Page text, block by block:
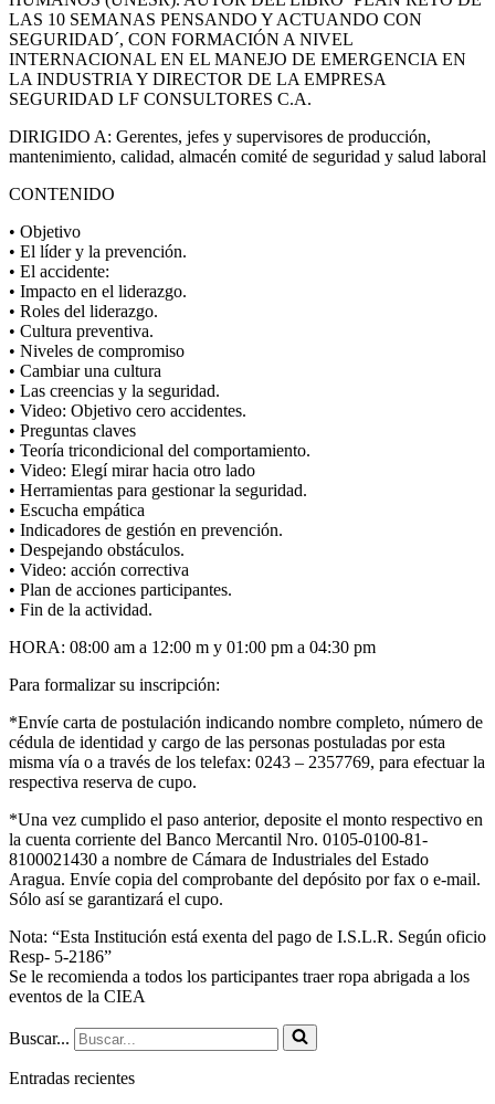
LAS 10 SEMANAS PENSANDO Y ACTUANDO CON
SEGURIDAD´, CON FORMACIÓN A NIVEL
INTERNACIONAL EN EL MANEJO DE EMERGENCIA EN
LA INDUSTRIA Y DIRECTOR DE LA EMPRESA
SEGURIDAD LF CONSULTORES C.A.
DIRIGIDO A: Gerentes, jefes y supervisores de producción,
mantenimiento, calidad, almacén comité de seguridad y salud laboral
CONTENIDO
• Objetivo
• El líder y la prevención.
• El accidente:
• Impacto en el liderazgo.
• Roles del liderazgo.
• Cultura preventiva.
• Niveles de compromiso
• Cambiar una cultura
• Las creencias y la seguridad.
• Video: Objetivo cero accidentes.
• Preguntas claves
• Teoría tricondicional del comportamiento.
• Video: Elegí mirar hacia otro lado
• Herramientas para gestionar la seguridad.
• Escucha empática
• Indicadores de gestión en prevención.
• Despejando obstáculos.
• Video: acción correctiva
• Plan de acciones participantes.
• Fin de la actividad.
HORA: 08:00 am a 12:00 m y 01:00 pm a 04:30 pm
Para formalizar su inscripción:
*Envíe carta de postulación indicando nombre completo, número de
cédula de identidad y cargo de las personas postuladas por esta
misma vía o a través de los telefax: 0243 – 2357769, para efectuar la
respectiva reserva de cupo.
*Una vez cumplido el paso anterior, deposite el monto respectivo en
la cuenta corriente del Banco Mercantil Nro. 0105-0100-81-
8100021430 a nombre de Cámara de Industriales del Estado
Aragua. Envíe copia del comprobante del depósito por fax o e-mail.
Sólo así se garantizará el cupo.
Nota: “Esta Institución está exenta del pago de I.S.L.R. Según oficio
Resp- 5-2186”
Se le recomienda a todos los participantes traer ropa abrigada a los
eventos de la CIEA
Buscar...
Entradas recientes